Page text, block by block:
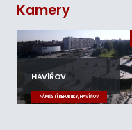
Kamery
HAVÍŘOV
NÁMĚSTÍ REPUBLIKY, HAVÍŘOV